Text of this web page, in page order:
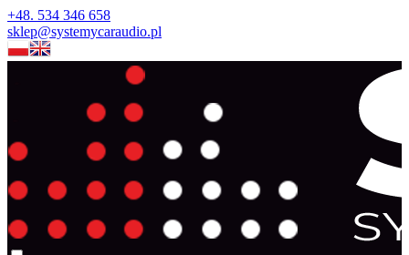
+48. 534 346 658
sklep@systemycaraudio.pl